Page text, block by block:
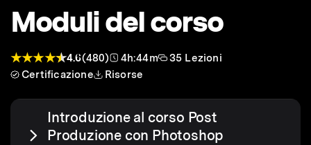
Moduli del corso
4.6(480) 4h:44m
35 Lezioni
Certificazione
Risorse
Introduzione al corso Post
Produzione con Photoshop